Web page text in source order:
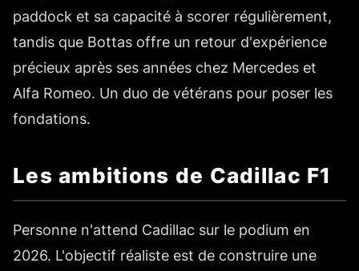
paddock et sa capacité à scorer régulièrement,
tandis que Bottas offre un retour d'expérience
précieux après ses années chez Mercedes et
Alfa Romeo. Un duo de vétérans pour poser les
fondations.
Les ambitions de Cadillac F1
Personne n'attend Cadillac sur le podium en
2026. L'objectif réaliste est de construire une